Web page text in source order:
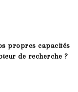
propres capacités
de recherche ?